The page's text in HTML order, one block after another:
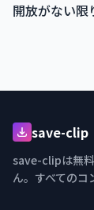
開放がない限
save-clip
save-clipは無
ん。すべてのコ